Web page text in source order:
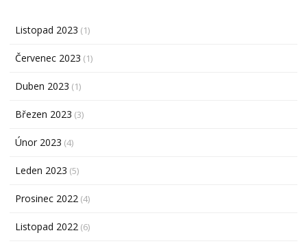
Listopad 2023 (1)
Červenec 2023 (1)
Duben 2023 (1)
Březen 2023 (3)
Únor 2023 (4)
Leden 2023 (5)
Prosinec 2022 (4)
Listopad 2022 (6)